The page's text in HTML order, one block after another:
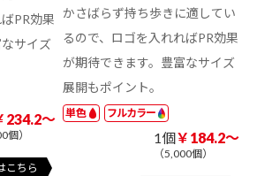
PR効果
サイズ
234.2～
個）
こちら
かさばらず持ち歩きに適してい
るので、ロゴを入れればPR効果
が期待できます。豊富なサイズ
展開もポイント。
単色 フルカラー
1個￥184.2～
（5,000個）